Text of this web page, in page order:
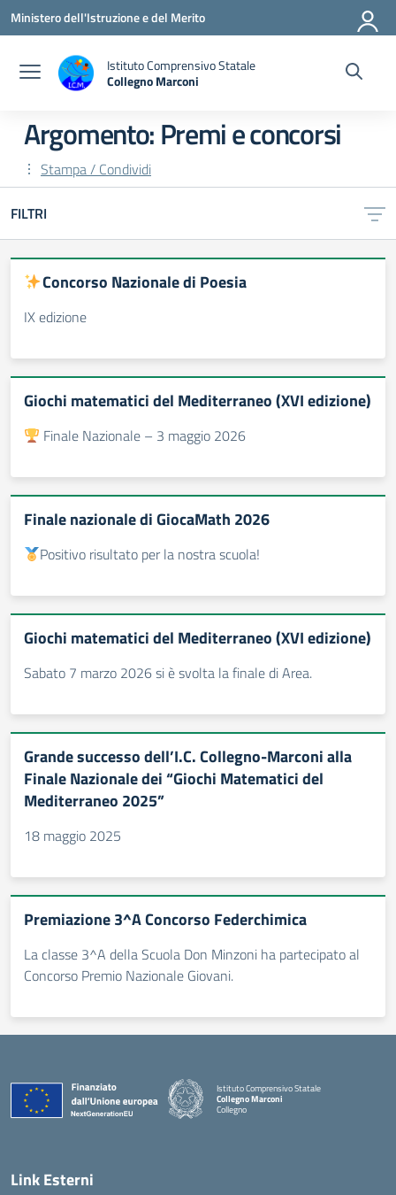
Vai ai contenuti
Vai al menu di navigazione
Vai al footer
Ministero dell'Istruzione e del Merito
Istituto Comprensivo Statale
Collegno Marconi
Argomento: Premi e concorsi
Stampa / Condividi
FILTRI
Concorso Nazionale di Poesia
IX edizione
Giochi matematici del Mediterraneo (XVI edizione)
Finale Nazionale – 3 maggio 2026
Finale nazionale di GiocaMath 2026
Positivo risultato per la nostra scuola!
Giochi matematici del Mediterraneo (XVI edizione)
Sabato 7 marzo 2026 si è svolta la finale di Area.
Grande successo dell’I.C. Collegno-Marconi alla
Finale Nazionale dei “Giochi Matematici del
Mediterraneo 2025”
18 maggio 2025
Premiazione 3^A Concorso Federchimica
La classe 3^A della Scuola Don Minzoni ha partecipato al
Concorso Premio Nazionale Giovani.
Istituto Comprensivo Statale
Collegno Marconi
Collegno
Link Esterni